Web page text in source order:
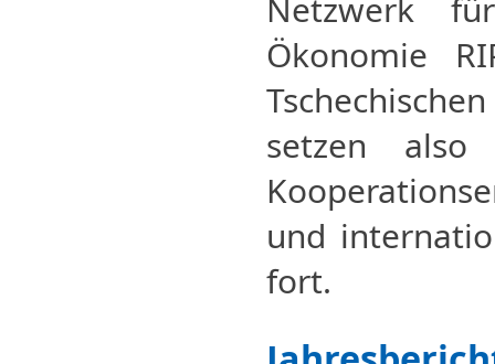
Ökonomie
setzen
und
fort.